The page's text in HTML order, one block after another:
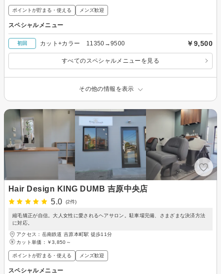
ポイントが貯まる・使える メンズ歓迎
スペシャルメニュー
初回 カット+カラー 11350→9500 ￥9,500
すべてのスペシャルメニューを見る
その他の情報を表示
Hair Design KING DUMB 吉原中央店
5.0
(2件)
縮毛矯正が自信。大人女性に愛されるヘアサロン。駐車場完備、さまざまな決済方法
に対応。
アクセス：岳南鉄道 吉原本町駅 徒歩11分
カット単価： ￥3,850～
ポイントが貯まる・使える メンズ歓迎
スペシャルメニュー